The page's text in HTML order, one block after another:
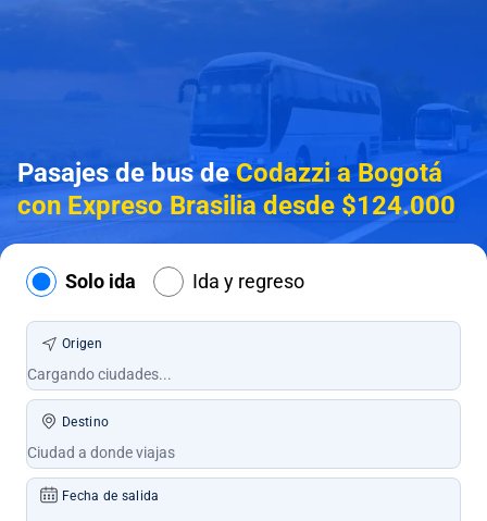
Pasajes de bus deCodazzi a Bogotá
con Expreso Brasilia desde $124.000
Solo ida Ida y regreso
Origen
Destino
Fecha de salida